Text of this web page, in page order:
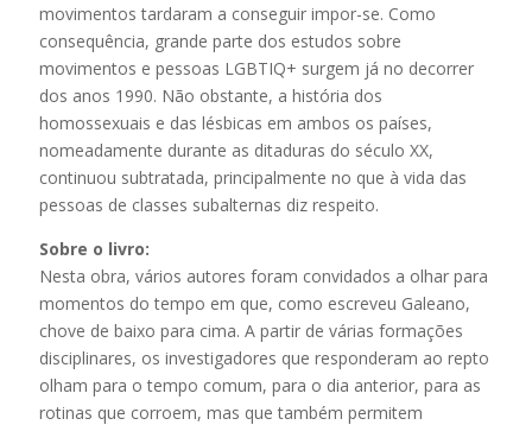
movimentos tardaram a conseguir impor-se. Como
consequência, grande parte dos estudos sobre
movimentos e pessoas LGBTIQ+ surgem já no decorrer
dos anos 1990. Não obstante, a história dos
homossexuais e das lésbicas em ambos os países,
nomeadamente durante as ditaduras do século XX,
continuou subtratada, principalmente no que à vida das
pessoas de classes subalternas diz respeito.
Sobre o livro:
Nesta obra, vários autores foram convidados a olhar para
momentos do tempo em que, como escreveu Galeano,
chove de baixo para cima. A partir de várias formações
disciplinares, os investigadores que responderam ao repto
olham para o tempo comum, para o dia anterior, para as
rotinas que corroem, mas que também permitem